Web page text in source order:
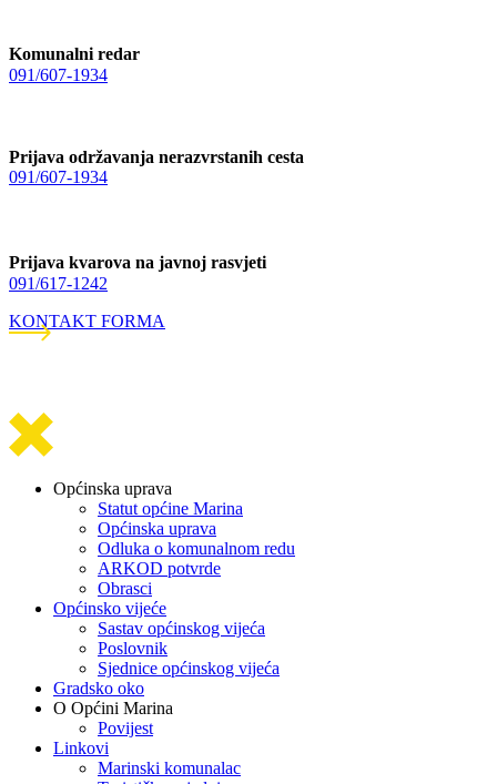
Komunalni redar
091/607-1934
Prijava održavanja nerazvrstanih cesta
091/607-1934
Prijava kvarova na javnoj rasvjeti
091/617-1242
KONTAKT FORMA
Općinska uprava
Statut općine Marina
Općinska uprava
Odluka o komunalnom redu
ARKOD potvrde
Obrasci
Općinsko vijeće
Sastav općinskog vijeća
Poslovnik
Sjednice općinskog vijeća
Gradsko oko
O Općini Marina
Povijest
Linkovi
Marinski komunalac